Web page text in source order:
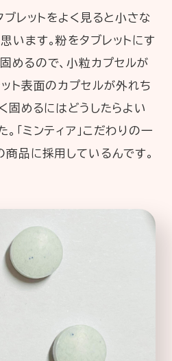
ブレットをよく見ると小さな
います。粉をタブレットにす
めるので、小粒カプセルが
ト表面のカプセルが外れち
固めるにはどうしたらよい
「ミンティア」こだわりの一
商品に採用しているんです。